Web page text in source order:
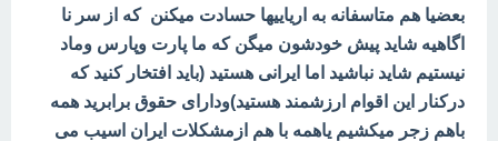
بعضیا هم متاسفانه به اریاییها حسادت میکنن که از سر نا
اگاهیه شاید پیش خودشون میگن که ما پارت وپارس وماد
نیستیم شاید نباشید اما ایرانی هستید (باید افتخار کنید که
درکنار این اقوام ارزشمند هستید)ودارای حقوق برابرید همه
باهم زجر میکشیم یاهمه با هم ازمشکلات ایران اسیب می